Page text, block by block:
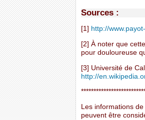
Sources :
[1] http://
[2] À noter que
pour douloureuse
[3] Université de
http://
Les informations
peuvent être